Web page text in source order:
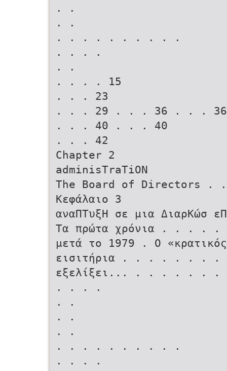
. .
. .
. . . . . . . . . .
. . . .
. .
. . . . 15
. . . 23
. . . 29 . . . 36 . . .
. . . 40 . . . 40
. . . 42
Chapter 2
adminisTraTiON
The Board of
Κεφάλαιο 3
αναΠΤυξΗ σε μια ΔιαρΚώσ
Τα πρώτα χρόνια . . . . .
μετά το 1979 . Ο
εισιτήρια . . . . . . . .
εξελίξει... . . . . . .
. . . .
. .
. .
. .
. . . . . . . . . .
. . . .